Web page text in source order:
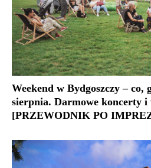
Weekend w Bydgoszczy – co,
sierpnia. Darmowe koncerty i
[PRZEWODNIK PO